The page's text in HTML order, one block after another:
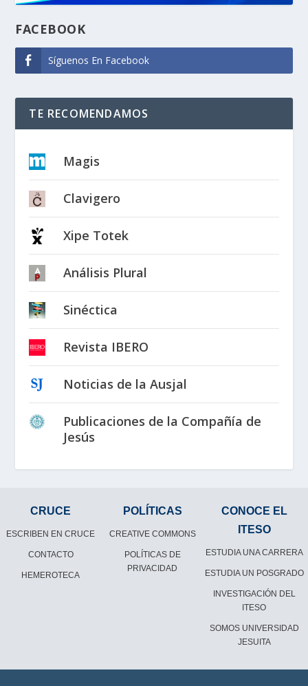
FACEBOOK
Síguenos En Facebook
TE RECOMENDAMOS
Magis
Clavigero
Xipe Totek
Análisis Plural
Sinéctica
Revista IBERO
Noticias de la Ausjal
Publicaciones de la Compañía de
Jesús
CRUCE
ESCRIBEN EN CRUCE
CONTACTO
HEMEROTECA
POLÍTICAS
CREATIVE COMMONS
POLÍTICAS DE
PRIVACIDAD
CONOCE EL
ITESO
ESTUDIA UNA CARRERA
ESTUDIA UN POSGRADO
INVESTIGACIÓN DEL
ITESO
SOMOS UNIVERSIDAD
JESUITA